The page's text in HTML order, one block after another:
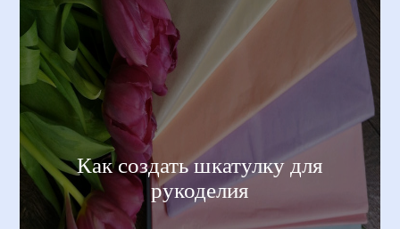
Как создать шкатулку для
рукоделия